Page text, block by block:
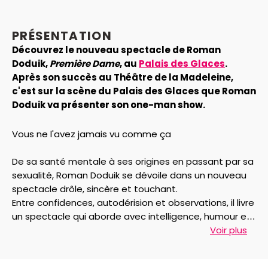
PRÉSENTATION
Découvrez le nouveau spectacle de Roman
Doduik,Première Dame, au Palais des Glaces.
Après son succès au Théâtre de la Madeleine,
c'est sur la scène du Palais des Glaces que Roman
Doduik va présenter son one-man show.
Vous ne l'avez jamais vu comme ça
De sa santé mentale à ses origines en passant par sa
sexualité, Roman Doduik se dévoile dans un nouveau
spectacle drôle, sincère et touchant.
Entre confidences, autodérision et observations, il livre
un spectacle qui aborde avec intelligence, humour et
sensibilité des sujets profondément intimes.Voir plus